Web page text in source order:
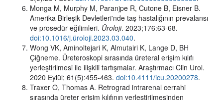
Monga M, Murphy M, Paranjpe R, Cutone B, Eisner B.
Amerika Birleşik Devletleri'nde taş hastalığının prevalansı
ve prosedür eğilimleri. Üroloji. 2023;176:63-68.
doi:10.1016/j.üroloji.2023.03.040.
Wong VK, Aminoltejari K, Almutairi K, Lange D, BH
Çiğneme. Üreteroskopi sırasında üreteral erişim kılıfı
yerleştirilmesi ile ilişkili tartışmalar. Araştırmacı Clin Urol.
2020 Eylül; 61(5):455-463. doi:10.4111/icu.20200278.
Traxer O, Thomas A. Retrograd intrarenal cerrahi
sırasında üreter erişim kılıfının yerleştirilmesinden